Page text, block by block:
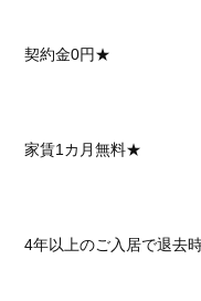
契約金0円★
家賃1カ月無料★
4年以上のご入居で退去